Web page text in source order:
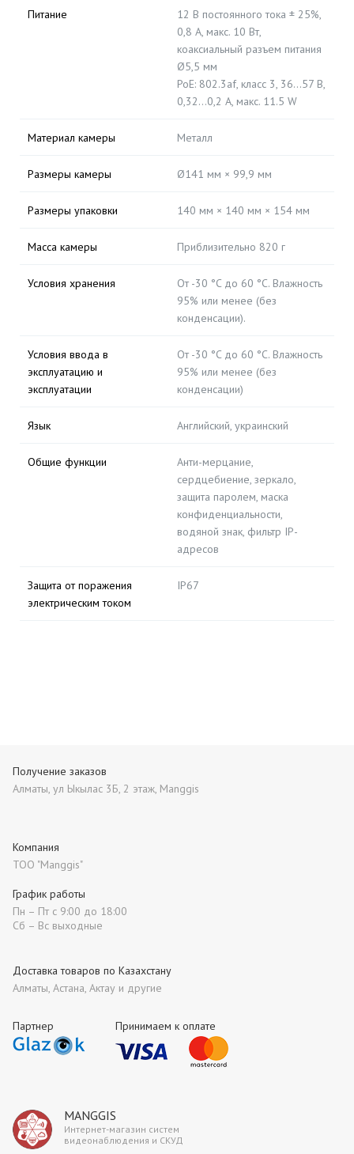
Питание
12 В постоянного тока ± 25%,
0,8 А, макс. 10 Вт,
коаксиальный разъем питания
Ø5,5 мм
PoE: 802.3af, класс 3, 36...57 В,
0,32...0,2 А, макс. 11.5 W
Материал камеры Металл
Размеры камеры Ø141 мм × 99,9 мм
Размеры упаковки 140 мм × 140 мм × 154 мм
Масса камеры Приблизительно 820 г
Условия хранения
От -30 °C до 60 °C. Влажность
95% или менее (без
конденсации).
Условия ввода в
эксплуатацию и
эксплуатации
От -30 °C до 60 °C. Влажность
95% или менее (без
конденсации)
Язык Английский, украинский
Общие функции
Анти-мерцание,
сердцебиение, зеркало,
защита паролем, маска
конфиденциальности,
водяной знак, фильтр IP-
адресов
Защита от поражения
электрическим током
IP67
MANGGIS
Интернет-магазин систем
видеонаблюдения и СКУД
Партнер Принимаем к оплате
Получение заказов
Алматы, ул Ыкылас 3Б, 2 этаж, Manggis
Компания
ТОО "Manggis"
Доставка товаров по Казахстану
Алматы, Астана, Актау и другие
График работы
Пн – Пт с 9:00 до 18:00
Сб – Вс выходные